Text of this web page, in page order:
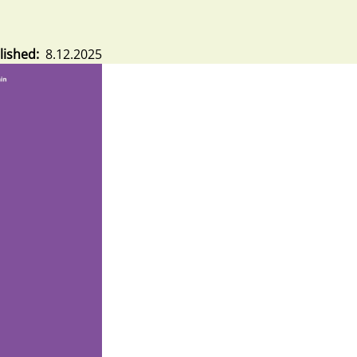
8.12.2025